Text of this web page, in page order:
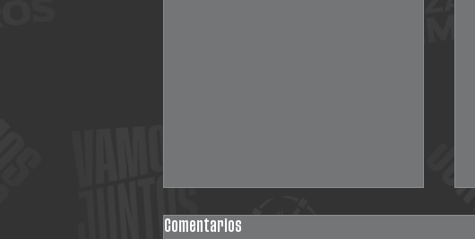
Comentarios